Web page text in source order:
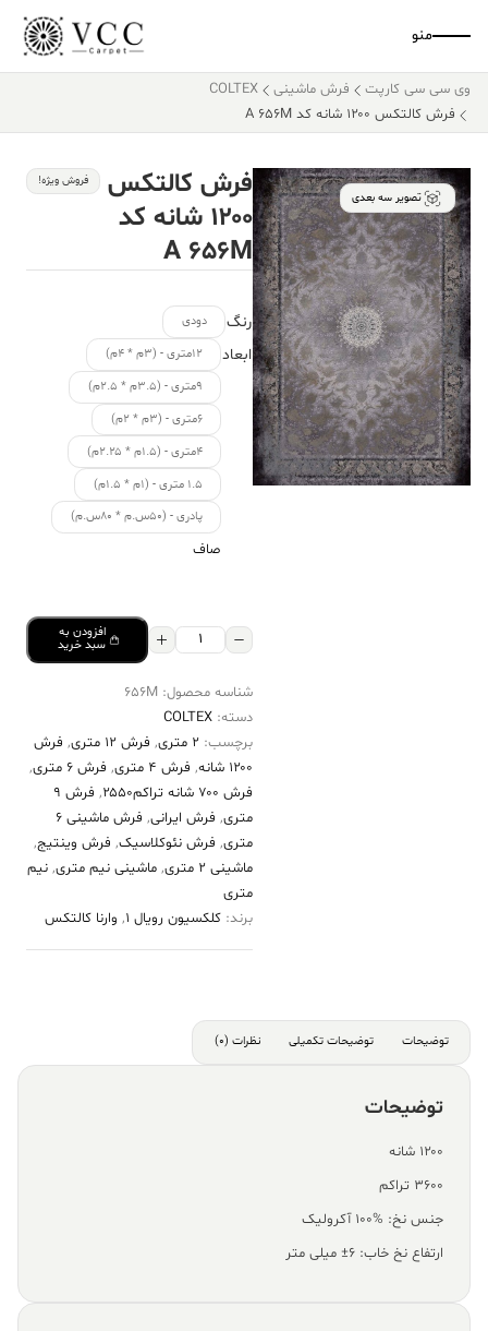
منو
وی سی سی کارپت فرش ماشینی
COLTEX
فرش کالتکس ۱۲۰۰ شانه کد A 656M
تصویر سه بعدی
فرش کالتکس
۱۲۰۰ شانه کد
A 656M
فروش ویژه!
رنگ دودی
ابعاد
۱۲متری - (۳م * ۴م)
۹متری - (۳.۵م * ۲.۵م)
۶متری - (۳م * ۲م)
۴متری - (۱.۵م * ۲.۲۵م)
۱.۵ متری - (۱م * ۱.۵م)
پادری - (۵۰س.م * ۸۰س.م)
صاف
فرش
۱۲۰۰
کد
A
656M
عدد
افزودن به
سبد خرید
شناسه محصول: 656M
دسته: COLTEX
برچسب: 2 متری , فرش 12 متری , فرش
۱۲۰۰ شانه
, فرش 4 متری , فرش 6 متری
,
فرش ۷۰۰ شانه تراکم۲۵۵۰
,
فرش 9
متری, فرش ایرانی,
فرش ماشینی 6
متری, فرش نئوکلاسیک, فرش وینتیج,
ماشینی 2 متری
, ماشینی نیم متری, نیم
متری
برند: کلکسیون رویال 1 , وارنا کالتکس
توضیحات توضیحات تکمیلی نظرات (0)
توضیحات
۱۲۰۰ شانه
۳۶۰۰ تراکم
جنس نخ: %100 آکرولیک
ارتفاع نخ خاب: ۶± میلی متر